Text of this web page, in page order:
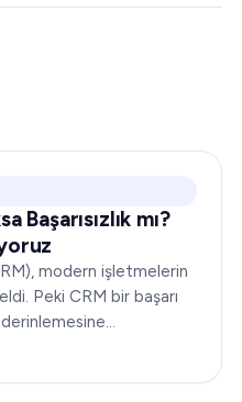
Başarısızlık mı?
modern işletmelerin
Peki CRM bir başarı
derinlemesine
açısı sunmak için